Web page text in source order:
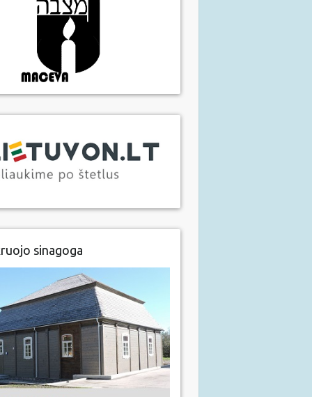
sinagoga